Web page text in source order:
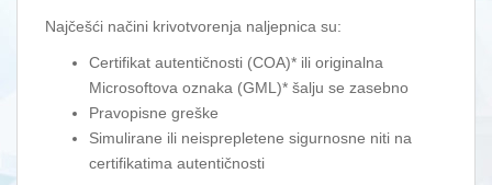
Najčešći načini krivotvorenja naljepnica su:
Certifikat autentičnosti (COA)* ili originalna
Microsoftova oznaka (GML)* šalju se zasebno
Pravopisne greške
Simulirane ili neisprepletene sigurnosne niti na
certifikatima autentičnosti